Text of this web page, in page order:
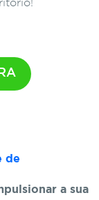
de
a sua